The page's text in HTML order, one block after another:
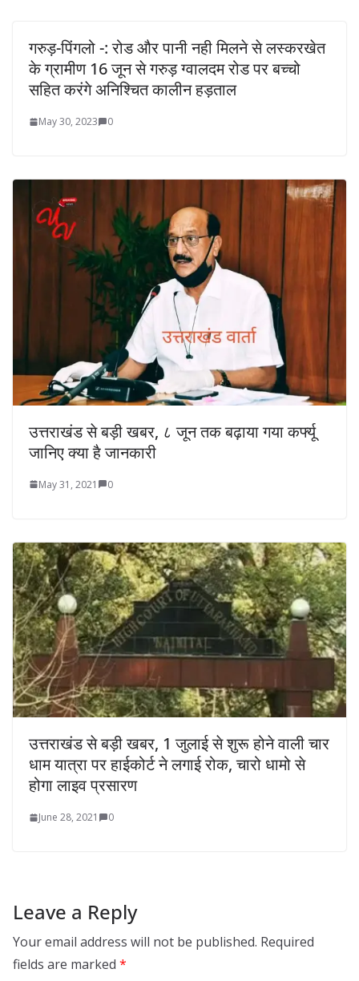
गरुड़-पिंगलो -: रोड और पानी नही मिलने से लस्करखेत
के ग्रामीण 16 जून से गरुड़ ग्वालदम रोड पर बच्चो
सहित करंगे अनिश्चित कालीन हड़ताल
May 30, 2023 0
उत्तराखंड से बड़ी खबर, ८ जून तक बढ़ाया गया कर्फ्यू
जानिए क्या है जानकारी
May 31, 2021 0
उत्तराखंड से बड़ी खबर, 1 जुलाई से शुरू होने वाली चार
धाम यात्रा पर हाईकोर्ट ने लगाई रोक, चारो धामो से
होगा लाइव प्रसारण
June 28, 2021 0
Leave a Reply
Your email address will not be published. Required
fields are marked *